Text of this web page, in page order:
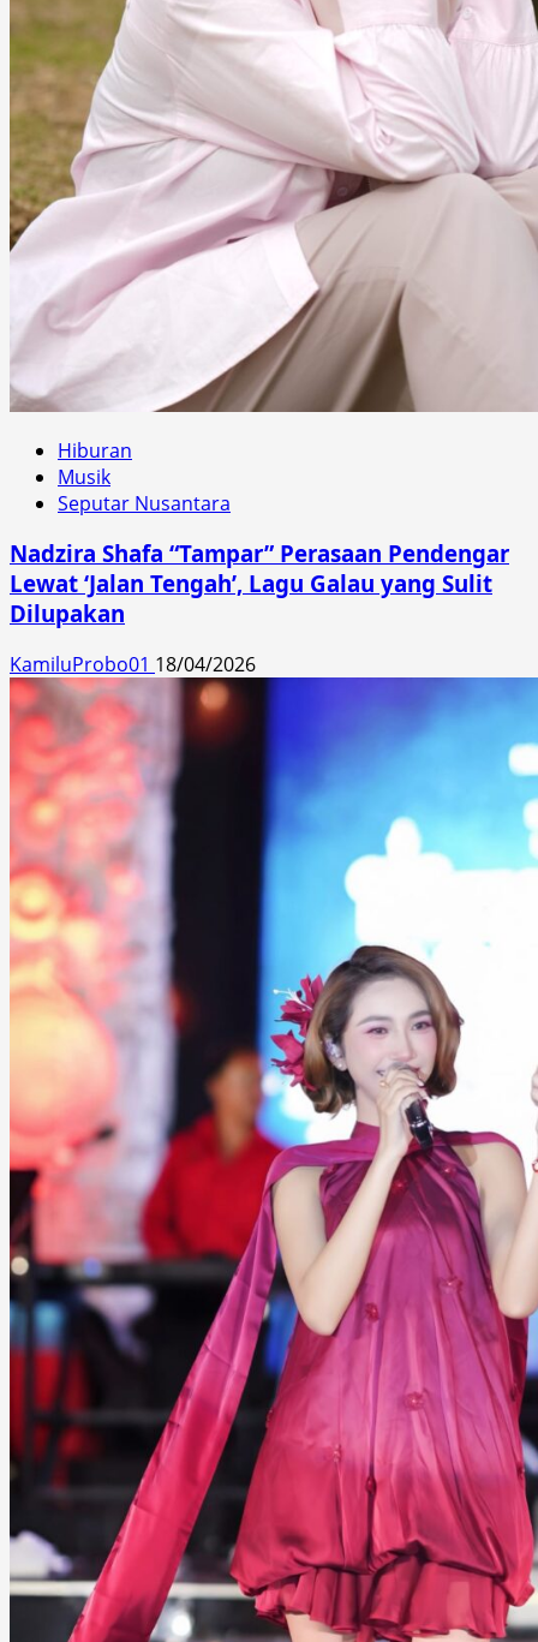
Hiburan
Musik
Seputar Nusantara
Nadzira Shafa “Tampar” Perasaan Pendengar
Lewat ‘Jalan Tengah’, Lagu Galau yang Sulit
Dilupakan
KamiluProbo01 18/04/2026